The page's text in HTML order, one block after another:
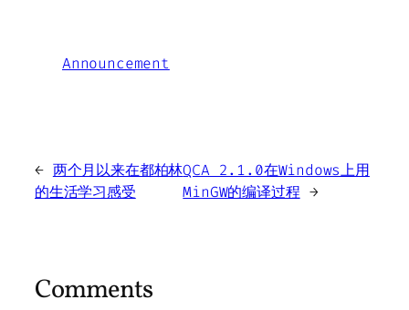
Announcement
← 两个月以来在都柏林
的生活学习感受
QCA 2.1.0在Windows上用
MinGW的编译过程 →
Comments